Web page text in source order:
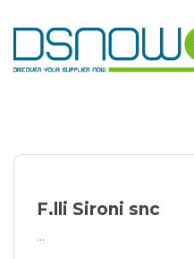
to
content
F.lli Sironi snc
...